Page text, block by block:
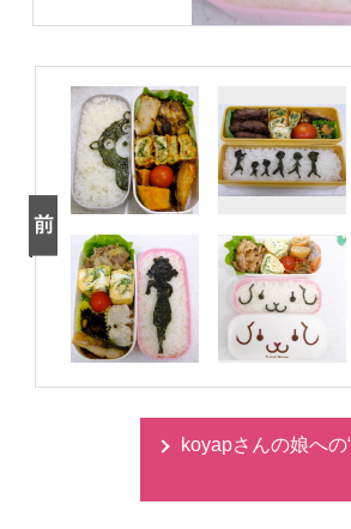
koyapさんの娘へ